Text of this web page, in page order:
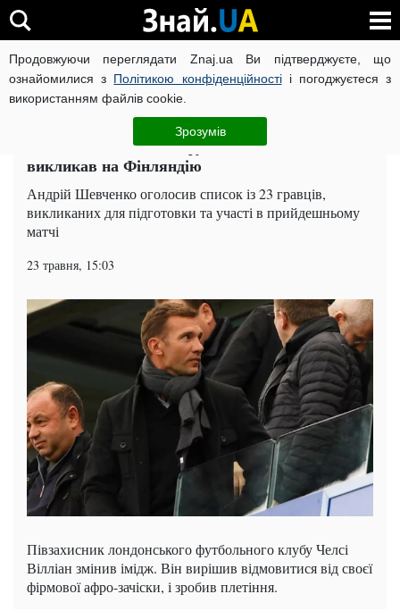
Продовжуючи переглядати Znaj.ua Ви підтверджуєте, що
ознайомилися з Політикою конфіденційностіі погоджуєтеся з
використанням файлів cookie.
Зрозумів
ВІЙНА РОСІЇ ПРОТИ УКРАЇНИ КОРОНАВІРУС В УКРАЇНІ
ЧИТАТЬ НА РУССКОМ
Стало відомо, кого із футболістів Шевченко
викликав на Фінляндію
Андрій Шевченко оголосив список із 23 гравців,
викликаних для підготовки та участі в прийдешньому
матчі
23 травня, 15:03
Півзахисник лондонського футбольного клубу Челсі
Вілліан змінив імідж. Він вирішив відмовитися від своєї
фірмової афро-зачіски, і зробив плетіння.